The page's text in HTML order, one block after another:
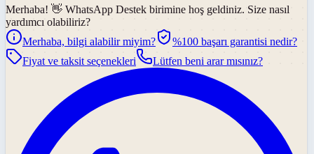
Merhaba! 👋 WhatsApp Destek birimine hoş geldiniz. Size nasıl
yardımcı olabiliriz?
Merhaba, bilgi alabilir miyim?
%100 başarı garantisi nedir?
Fiyat ve taksit seçenekleri
Lütfen beni arar mısınız?